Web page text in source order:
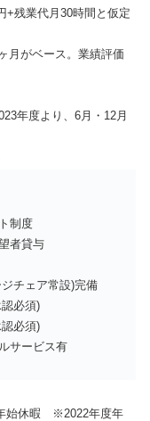
+残業代月30時間と仮定
月がベース。業績評価
年度より、6月・12月
制度
者貸与
チェア常設)完備
必須)
必須)
サービス有
始休暇 ※2022年度年